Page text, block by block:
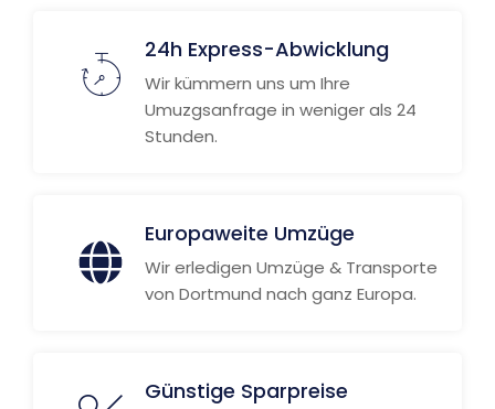
24h Express-Abwicklung
Wir kümmern uns um Ihre
Umuzgsanfrage in weniger als 24
Stunden.
Europaweite Umzüge
Wir erledigen Umzüge & Transporte
von Dortmund nach ganz Europa.
Günstige Sparpreise